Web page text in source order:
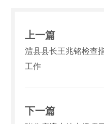
上一篇
澧县县长王兆铭检查
工作
下一篇